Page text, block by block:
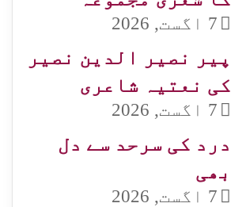
7 اگست, 2026
پیر نصیر الدین نصیر
کی نعتیہ شاعری
7 اگست, 2026
درد کی سرحد سے دل
بھی
7 اگست, 2026